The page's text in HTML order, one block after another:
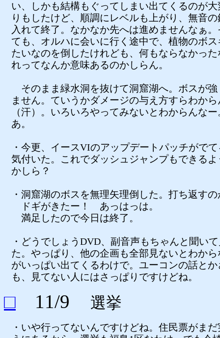
い、しかも結構もぐってしまい出てくるのが
りもしたけど、順調にレベルも上がり、無音
入れて終了。なかなか先へは進めませんなぁ
ても、オルハに会いに行く途中で、植物のボ
たいなのを倒したけれども、何もならなかっ
れってなんか意味あるのかしらん。
そのまま緑水洞を抜けて洞窟湖へ。ボスが強
ません。ていうかダメージの与え方すらわから
（汗）。いろいろやってみないとわからんな
あ。
・今更、イースVIのアップデートパッチがで
気付いた。これでダッシュジャンプもできる
かしら？
・洞窟湖のボスを無理矢理倒した。打ち返す
ドギがきたー！ あっはっは。
満足したので今日は終了。
・どうでしょうDVD、副音声もちゃんと聞い
た。やっぱり、他の企画も全部見ないとわか
がいっぱい出てくるわけで。ユーコンの話と
も、見てない人にはさっぱりですけどね。
□ 11/9 選挙
・いや行ってないんですけどね。住民票がま